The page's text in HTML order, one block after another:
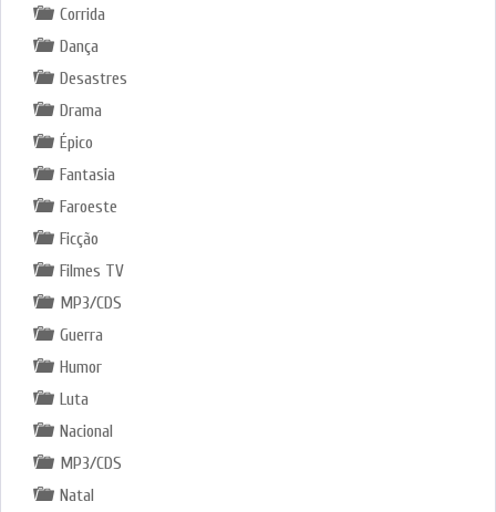
Corrida
Dança
Desastres
Drama
Épico
Fantasia
Faroeste
Ficção
Filmes TV
MP3/CDS
Guerra
Humor
Luta
Nacional
MP3/CDS
Natal